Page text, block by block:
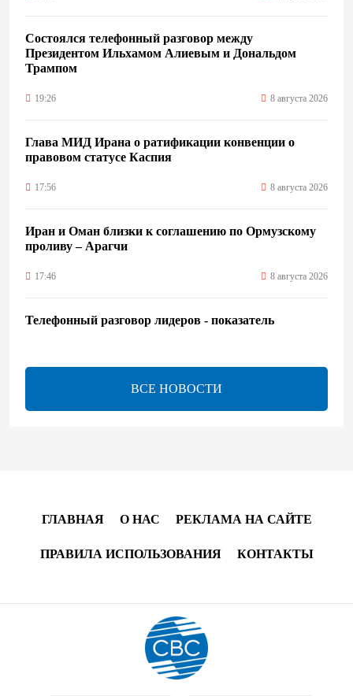
Состоялся телефонный разговор между
Президентом Ильхамом Алиевым и Дональдом
Трампом
19:26 8 августа 2026
Глава МИД Ирана о ратификации конвенции о
правовом статусе Каспия
17:56 8 августа 2026
Иран и Оман близки к соглашению по Ормузскому
проливу – Арагчи
17:46 8 августа 2026
Телефонный разговор лидеров - показатель
В минобороны Азербайджана прошло собрание
военных атташе в зарубежных странах (ФОТО)
14:34 8 августа 2026
МИД Франции выступил с заявлением по случаю
годовщины Вашингтонского саммита
ВСЕ НОВОСТИ
ГЛАВНАЯ О НАС РЕКЛАМА НА САЙТЕ
ПРАВИЛА ИСПОЛЬЗОВАНИЯ КОНТАКТЫ